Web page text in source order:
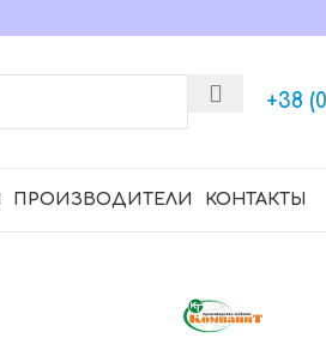
+38
ПРОИЗВОДИТЕЛИ КОНТАКТЫ